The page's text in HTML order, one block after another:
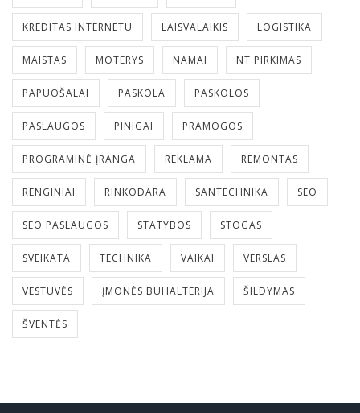
KREDITAS INTERNETU LAISVALAIKIS LOGISTIKA
MAISTAS MOTERYS NAMAI NT PIRKIMAS
PAPUOŠALAI PASKOLA PASKOLOS
PASLAUGOS PINIGAI PRAMOGOS
PROGRAMINĖ ĮRANGA REKLAMA REMONTAS
RENGINIAI RINKODARA SANTECHNIKA SEO
SEO PASLAUGOS STATYBOS STOGAS
SVEIKATA TECHNIKA VAIKAI VERSLAS
VESTUVĖS ĮMONĖS BUHALTERIJA ŠILDYMAS
ŠVENTĖS